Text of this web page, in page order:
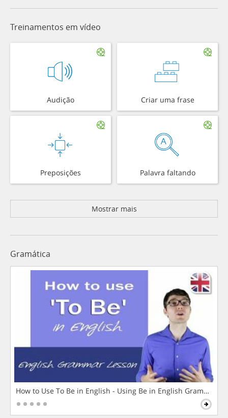
Treinamentos em vídeo
Audição Criar uma frase
Preposições Palavra faltando
Mostrar mais
Gramática
How to Use To Be in English - Using Be in English Grammar